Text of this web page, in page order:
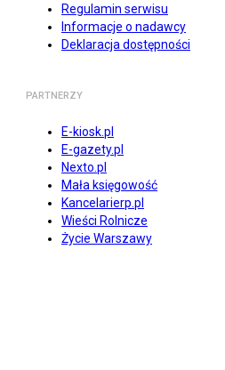
Regulamin serwisu
Informacje o nadawcy
Deklaracja dostępności
PARTNERZY
E-kiosk.pl
E-gazety.pl
Nexto.pl
Mała księgowość
Kancelarierp.pl
Wieści Rolnicze
Życie Warszawy